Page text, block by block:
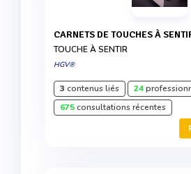
CARNETS DE TOUCHES À
TOUCHE À SENTIR
HGV®
3 contenus liés 24
675consultations récentes